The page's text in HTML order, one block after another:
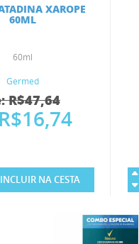
XAROPE
60ML
60ml
Germed
R$47,64
R$16,74
INCLUIR NA CESTA